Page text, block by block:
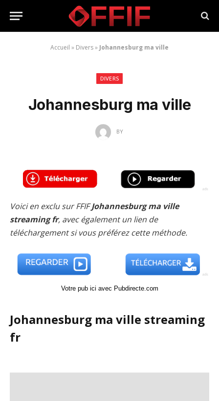
Accueil » Divers» Johannesburg ma ville
DIVERS
Johannesburg ma ville
BY
Voici en exclu sur FFIFJohannesburg ma ville
streaming fr, avec également un lien de
téléchargement si vous préférez cette méthode.
Votre pub ici avec Pubdirecte.com
Johannesburg ma ville streaming
fr